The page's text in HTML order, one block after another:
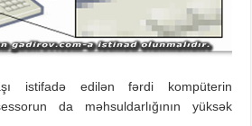
istifadə edilən fərdi kompüterin
da məhsuldarlığının yüksək